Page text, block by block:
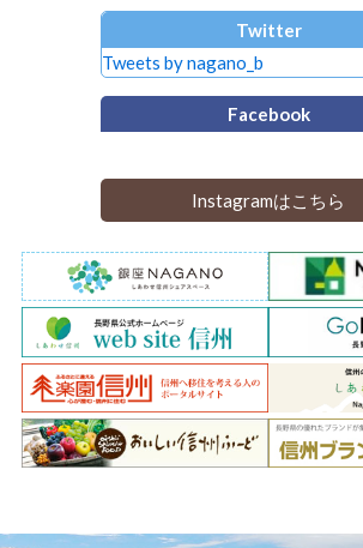
Twitter
Tweets by nagano_b
Facebook
Instagramはこちら